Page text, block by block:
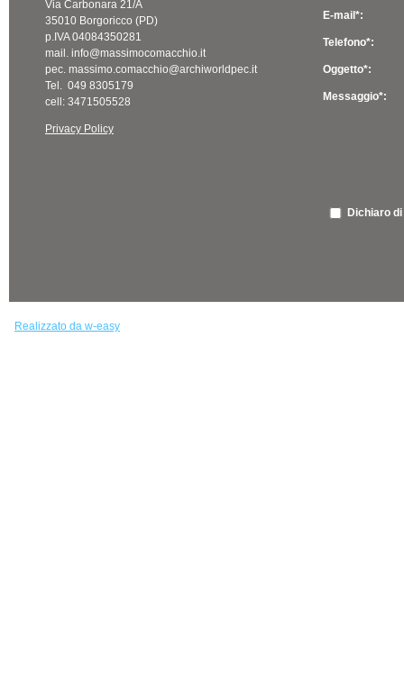
Via Carbonara 21/A
35010 Borgoricco (PD)
p.IVA 04084350281
mail. info@massimocomacchio.it
pec. massimo.comacchio@archiworldpec.it
Tel. 049 8305179
cell: 3471505528
Privacy Policy
E-mail*:
Telefono*:
Oggetto*:
Messaggio*:
Dichiaro
Realizzato da w-easy